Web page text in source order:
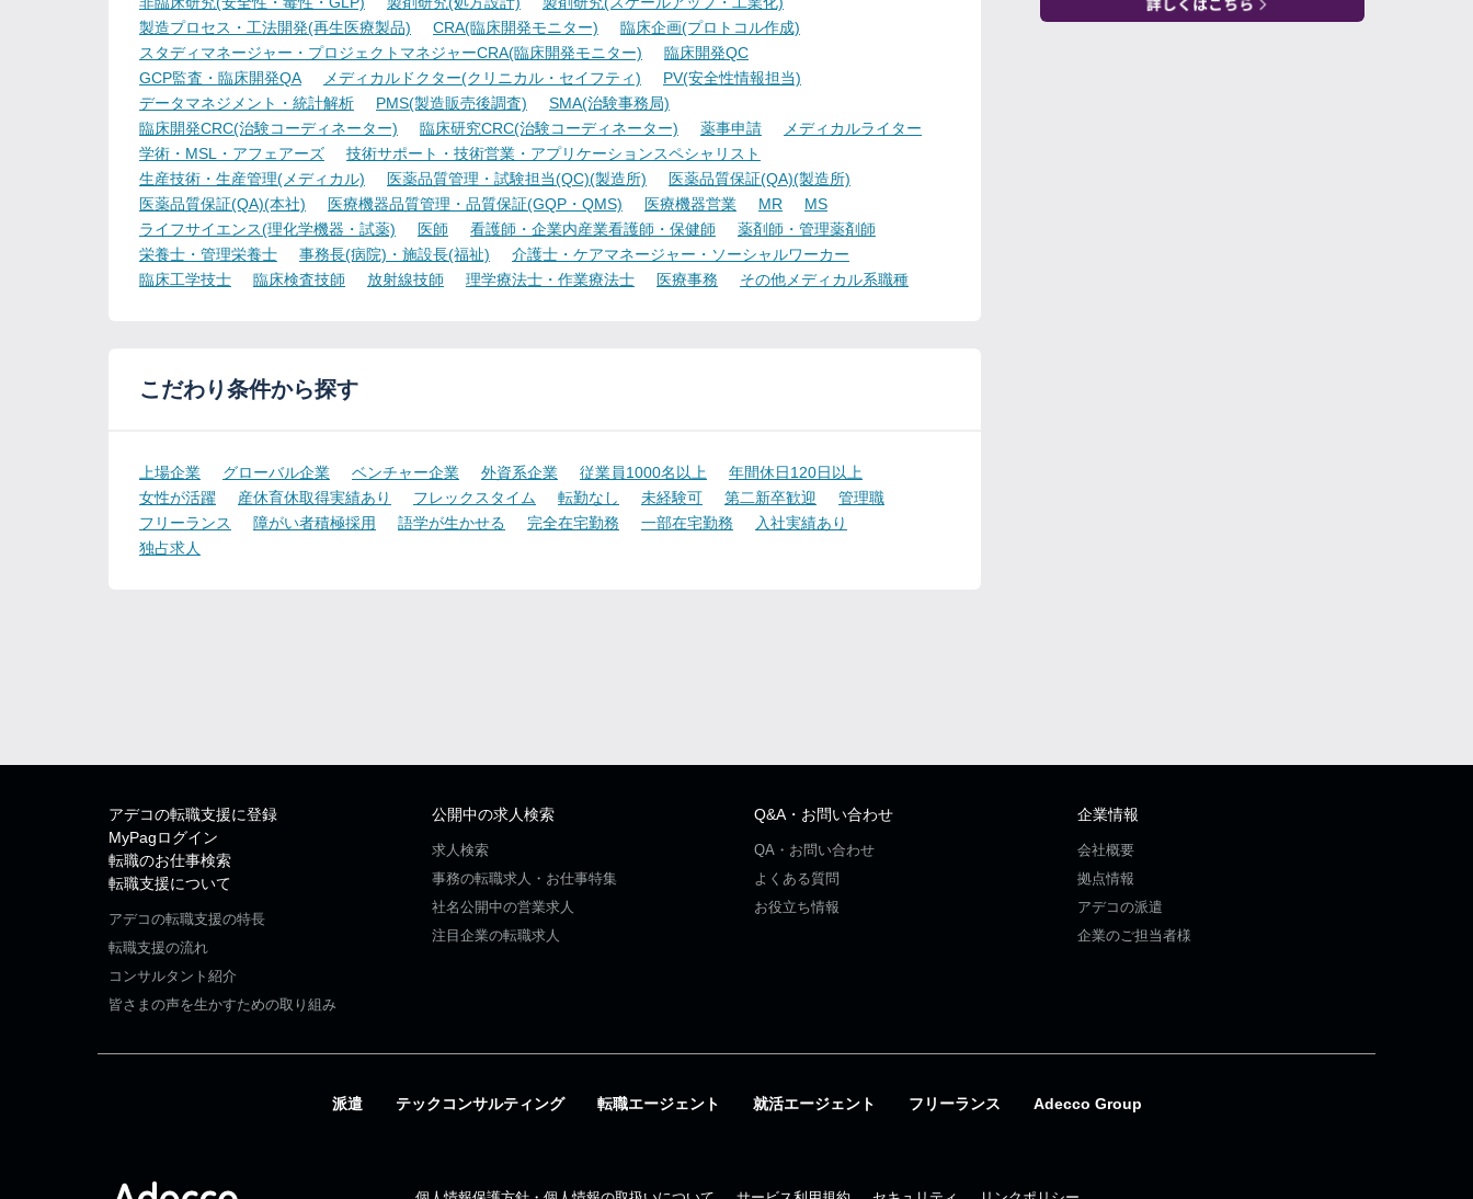
製造プロセス・工法開発(再生医療製品)
CRA(臨床開発モニター)
臨床企画(プロトコル作成)
スタディマネージャー・プロジェクトマネジャーCRA(臨床開発モニター)
臨床開発QC
GCP監査・臨床開発QA
メディカルドクター(クリニカル・セイフティ)
PV(安全性情報担当)
データマネジメント・統計解析
PMS(製造販売後調査)
SMA(治験事務局)
臨床開発CRC(治験コーディネーター)
臨床研究CRC(治験コーディネーター) 薬事申請
メディカルライター
学術・MSL・アフェアーズ
技術サポート・技術営業・アプリケーションスペシャリスト
生産技術・生産管理(メディカル)
医薬品質管理・試験担当(QC)(製造所)
医薬品質保証(QA)(製造所)
医薬品質保証(QA)(本社)
医療機器品質管理・品質保証(GQP・QMS) 医療機器営業 MR
MS
ライフサイエンス(理化学機器・試薬)
医師 看護師・企業内産業看護師・保健師
薬剤師・管理薬剤師
栄養士・管理栄養士
事務長(病院)・施設長(福祉)
介護士・ケアマネージャー・ソーシャルワーカー
臨床工学技士
臨床検査技師 放射線技師 理学療法士・作業療法士 医療事務 その他メディカル系職種
こだわり条件から探す
上場企業 グローバル企業 ベンチャー企業 外資系企業 従業員1000名以上
年間休日120日以上
女性が活躍
産休育休取得実績あり フレックスタイム 転勤なし 未経験可 第二新卒歓迎
管理職
フリーランス
障がい者積極採用 語学が生かせる 完全在宅勤務 一部在宅勤務
入社実績あり
独占求人
アデコの転職支援に登録
MyPagログイン
転職のお仕事検索
転職支援について
アデコの転職支援の特長
転職支援の流れ
コンサルタント紹介
皆さまの声を生かすための取り組み
公開中の求人検索
求人検索
事務の転職求人・お仕事特集
社名公開中の営業求人
注目企業の転職求人
Q&A・お問い合わせ
QA・お問い合わせ
よくある質問
お役立ち情報
企業情報
会社概要
拠点情報
アデコの派遣
企業のご担当者様
派遣 テックコンサルティング 転職エージェント 就活エージェント フリーランス Adecco Group